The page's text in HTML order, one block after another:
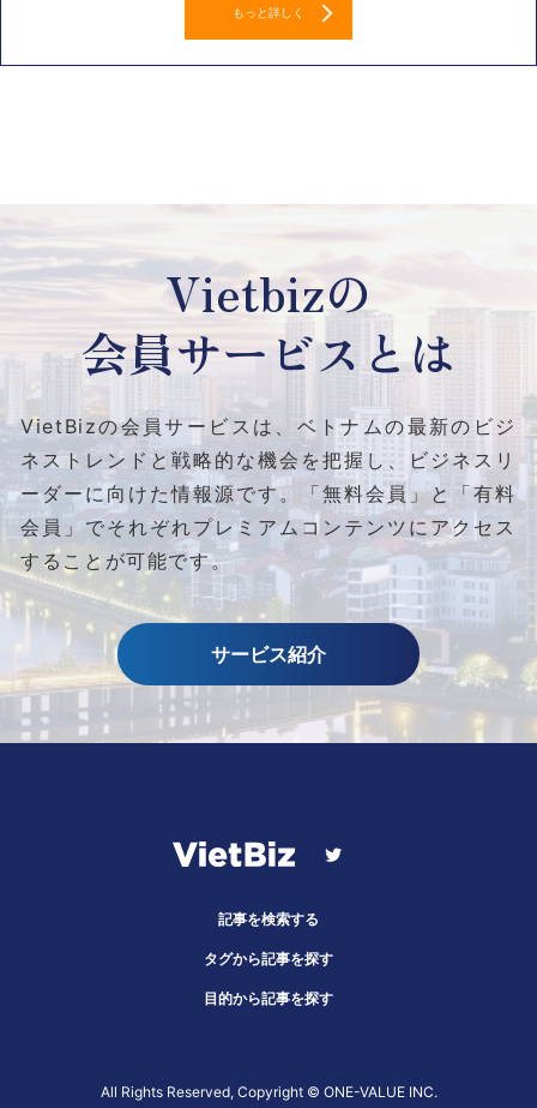
もっと詳しく
Vietbizの
会員サービスとは
VietBizの会員サービスは、ベトナムの最新のビジ
ネストレンドと戦略的な機会を把握し、ビジネスリ
ーダーに向けた情報源です。
「無料会員」と「有料
会員」でそれぞれプレミアムコンテンツにアクセス
することが可能です。
サービス紹介
記事を検索する
タグから記事を探す
目的から記事を探す
All Rights Reserved, Copyright ©︎ ONE-VALUE INC.